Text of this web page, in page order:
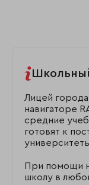
Лицей
навигаторе
средние
готовят к
При помощи
школу в